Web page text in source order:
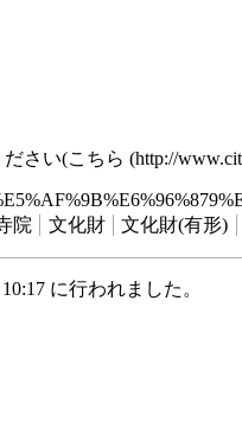
さい(こちら
院 文化財 文化財(有形)
に行われました。